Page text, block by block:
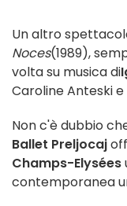
Un altro
Noces(1989),
volta su musica di
Caroline Anteski
Non c'è dubbio
Ballet Preljocaj
Champs-Elysées
contemporanea